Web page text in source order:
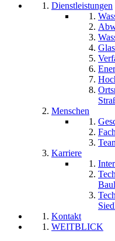
Dienstleistungen
Menschen
Karriere
Kontakt
WEITBLICK